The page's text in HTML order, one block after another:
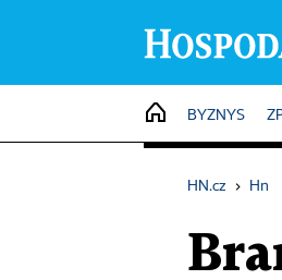
HOME
BYZNYS
HN.cz › Hn